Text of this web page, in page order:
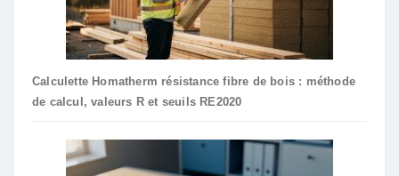
Calculette Homatherm résistance fibre de bois : méthode
de calcul, valeurs R et seuils RE2020